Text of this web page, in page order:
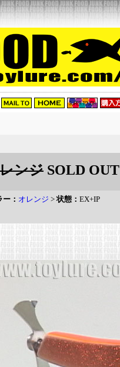
ンジ SOLD OUT
ー： オレンジ >状態： EX+IP